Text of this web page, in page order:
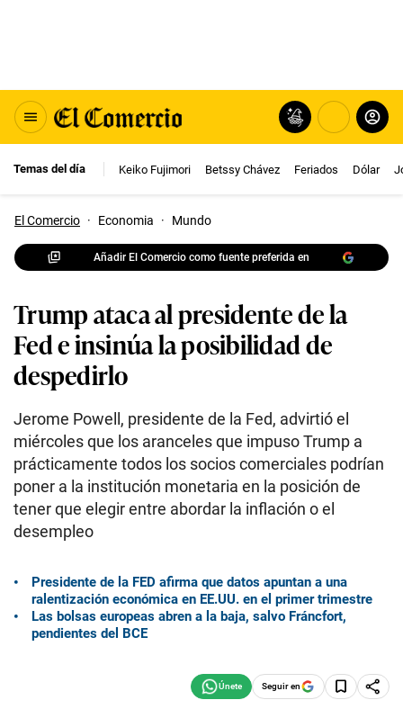
Temas del día Keiko Fujimori Betssy Chávez Feriados Dólar
El Comercio · Economia · Mundo
Añadir El Comercio como fuente preferida en
Trump ataca al presidente de la
Fed e insinúa la posibilidad de
despedirlo
Jerome Powell, presidente de la Fed, advirtió el
miércoles que los aranceles que impuso Trump a
prácticamente todos los socios comerciales podrían
poner a la institución monetaria en la posición de
tener que elegir entre abordar la inflación o el
desempleo
Presidente de la FED afirma que datos apuntan a una
ralentización económica en EE.UU. en el primer trimestre
Las bolsas europeas abren a la baja, salvo Fráncfort,
pendientes del BCE
Seguir en